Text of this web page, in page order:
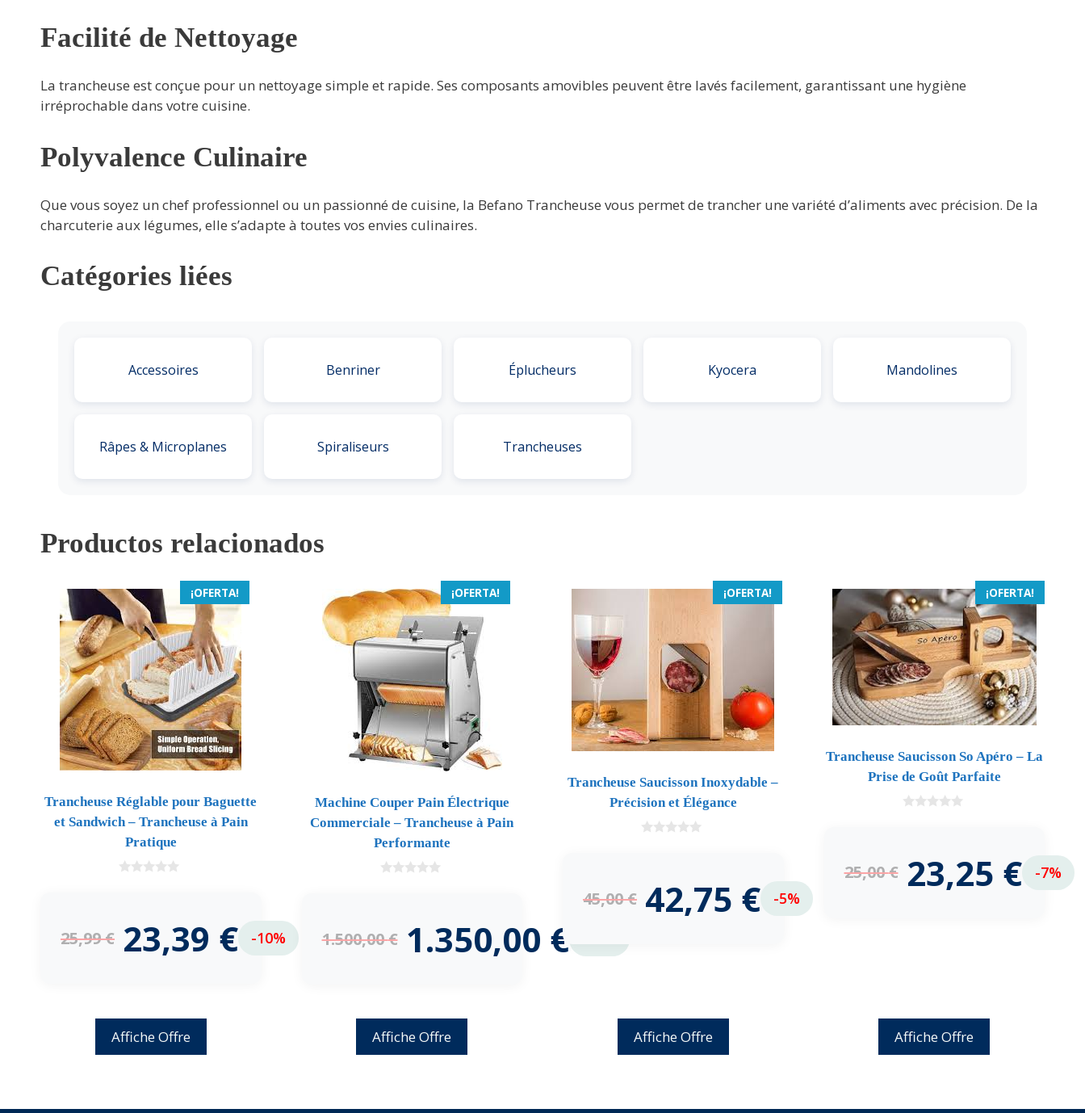
Facilité de Nettoyage
La trancheuse est conçue pour un nettoyage simple et rapide. Ses composants amovibles peuvent être lavés facilement, garantissant une hygiène
irréprochable dans votre cuisine.
Polyvalence Culinaire
Que vous soyez un chef professionnel ou un passionné de cuisine, la Befano Trancheuse vous permet de trancher une variété d’aliments avec précision. De la
charcuterie aux légumes, elle s’adapte à toutes vos envies culinaires.
Catégories liées
Accessoires Benriner Éplucheurs Kyocera Mandolines
Râpes & Microplanes Spiraliseurs Trancheuses
Productos relacionados
¡OFERTA!
Trancheuse Réglable pour Baguette
et Sandwich – Trancheuse à Pain
Pratique
25,99€ 23,39 € -10%
Affiche Offre
¡OFERTA!
Machine Couper Pain Électrique
Commerciale – Trancheuse à Pain
Performante
1.500,00€ 1.350,00 €
Affiche Offre
¡OFERTA!
Trancheuse Saucisson Inoxydable –
Précision et Élégance
45,00€ 42,75 € -5%
Affiche Offre
¡OFERTA!
Trancheuse Saucisson So Apéro – La
Prise de Goût Parfaite
25,00€ 23,25 € -7%
Affiche Offre